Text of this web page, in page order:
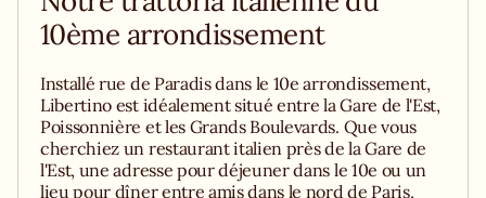
10ème arrondissement
Installé rue de Paradis dans le 10e arrondissement,
Libertino est idéalement situé entre la Gare de l'Est,
Poissonnière et les Grands Boulevards. Que vous
cherchiez un restaurant italien près de la Gare de
l'Est, une adresse pour déjeuner dans le 10e ou un
lieu pour dîner entre amis dans le nord de Paris,